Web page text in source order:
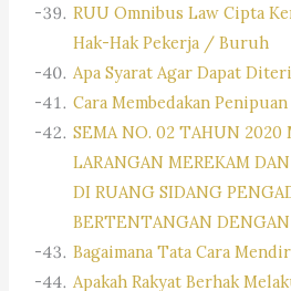
RUU Omnibus Law Cipta
Hak-Hak Pekerja / Buruh
Apa Syarat Agar Dapat
Cara Membedakan
SEMA NO. 02 TAHUN 2020
LARANGAN MEREKAM
DI RUANG SIDANG
BERTENTANGAN
Bagaimana Tata Cara
Apakah Rakyat Berhak